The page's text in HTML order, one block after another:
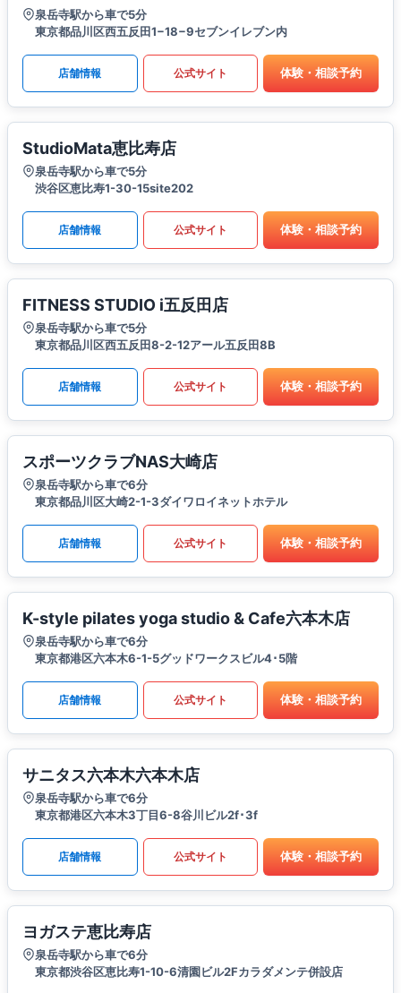
泉岳寺駅から車で5分
東京都品川区西五反田1−18−9セブンイレブン内
店舗情報 公式サイト 体験・相談予約
StudioMata恵比寿店
泉岳寺駅から車で5分
渋谷区恵比寿1-30-15site202
店舗情報 公式サイト 体験・相談予約
FITNESS STUDIO i五反田店
泉岳寺駅から車で5分
東京都品川区西五反田8-2-12アール五反田8B
店舗情報 公式サイト 体験・相談予約
スポーツクラブNAS大崎店
泉岳寺駅から車で6分
東京都品川区大崎2-1-3ダイワロイネットホテル
店舗情報 公式サイト 体験・相談予約
K-style pilates yoga studio & Cafe六本木店
泉岳寺駅から車で6分
東京都港区六本木6-1-5グッドワークスビル4･5階
店舗情報 公式サイト 体験・相談予約
サニタス六本木六本木店
泉岳寺駅から車で6分
東京都港区六本木3丁目6-8谷川ビル2f･3f
店舗情報 公式サイト 体験・相談予約
ヨガステ恵比寿店
泉岳寺駅から車で6分
東京都渋谷区恵比寿1-10-6清園ビル2Fカラダメンテ併設店